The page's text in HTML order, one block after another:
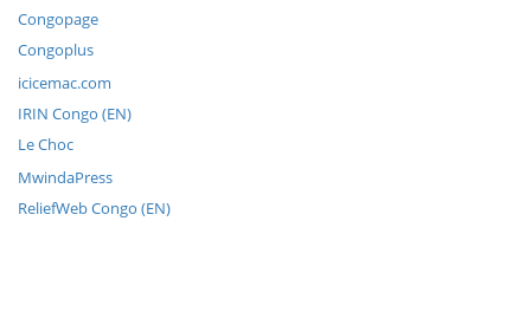
Congopage
Congoplus
icicemac.com
IRIN Congo (EN)
Le Choc
MwindaPress
ReliefWeb Congo (EN)